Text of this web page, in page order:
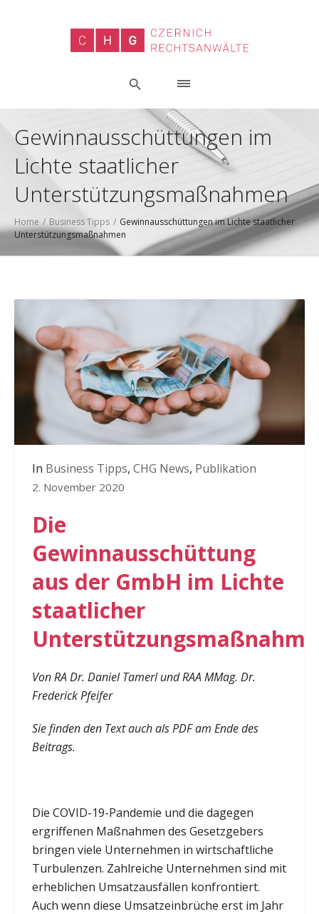
Gewinnausschüttungen im
Lichte staatlicher
Unterstützungsmaßnahmen
Home / Business Tipps / Gewinnausschüttungen im Lichte staatlicher
Unterstützungsmaßnahmen
In Business Tipps, CHG News, Publikation
2. November 2020
Die
Gewinnausschüttung
aus der GmbH im Lichte
staatlicher
Von RA Dr. Daniel Tamerl und RAA MMag. Dr.
Frederick Pfeifer
Sie finden den Text auch als PDF am Ende des
Beitrags.
Die COVID-19-Pandemie und die dagegen
ergriffenen Maßnahmen des Gesetzgebers
bringen viele Unternehmen in wirtschaftliche
Turbulenzen. Zahlreiche Unternehmen sind mit
erheblichen Umsatzausfällen konfrontiert.
Auch wenn diese Umsatzeinbrüche erst im Jahr